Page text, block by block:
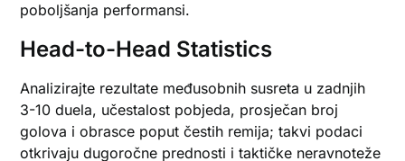
poboljšanja performansi.
Head-to-Head Statistics
Analizirajte rezultate međusobnih susreta u zadnjih
3-10 duela, učestalost pobjeda, prosječan broj
golova i obrasce poput čestih remija; takvi podaci
otkrivaju dugoročne prednosti i taktičke neravnoteže